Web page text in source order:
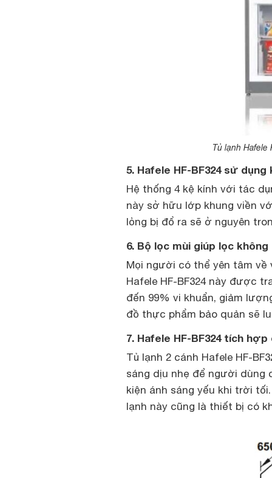
Tủ lạnh Hafele
5. Hafele HF-BF324 sử
Hệ thống 4 kệ kính với tác
này sở hữu lớp khung viền
lỏng bị đổ ra sẽ ở nguyên
6. Bộ lọc mùi giúp lọc
Mọi người có thể yên tâm
Hafele HF-BF324 này được
đến 99% vi khuẩn, giảm
đồ thực phẩm bảo quản sẽ
7. Hafele HF-BF324 tích hợp
Tủ lạnh 2 cánh Hafele HF-
sáng dịu nhẹ để người dùng
kiện ánh sáng yếu khi trời
lạnh này cũng là thiết bị có